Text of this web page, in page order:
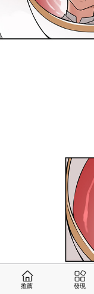
推薦 發現